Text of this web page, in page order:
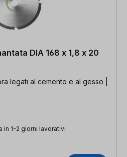
DIA 168 x 1,8 x 20
legati al cemento e al gesso |
in 1-2 giorni lavorativi